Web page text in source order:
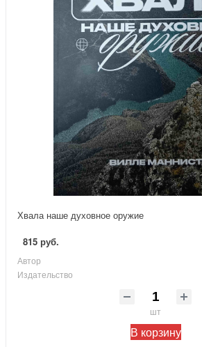
Хвала наше духовное оружие
815 руб.
Автор
Издательство
шт
В корзину